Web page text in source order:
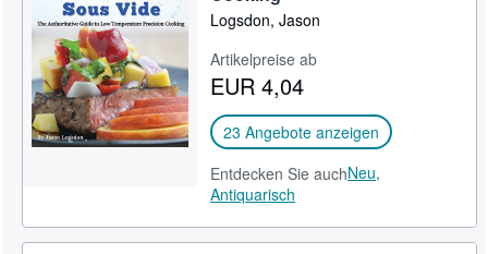
SCHLIESSEN
Logsdon, Jason
Artikelpreise ab
EUR 4,04
23 Angebote anzeigen
Entdecken Sie auchNeu,
Antiquarisch